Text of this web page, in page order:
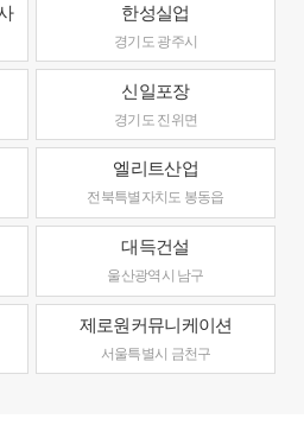
한성실업
경기도 광주시
신일포장
경기도 진위면
엘리트산업
전북특별자치도 봉동읍
대득건설
울산광역시 남구
제로원커뮤니케이션
서울특별시 금천구